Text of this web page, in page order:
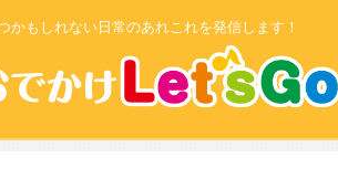
かもしれない日常のあれこれを発信します！